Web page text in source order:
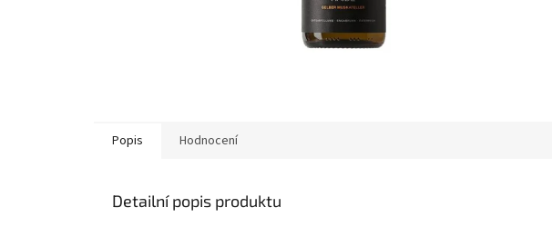
Popis Hodnocení
Detailní popis produktu